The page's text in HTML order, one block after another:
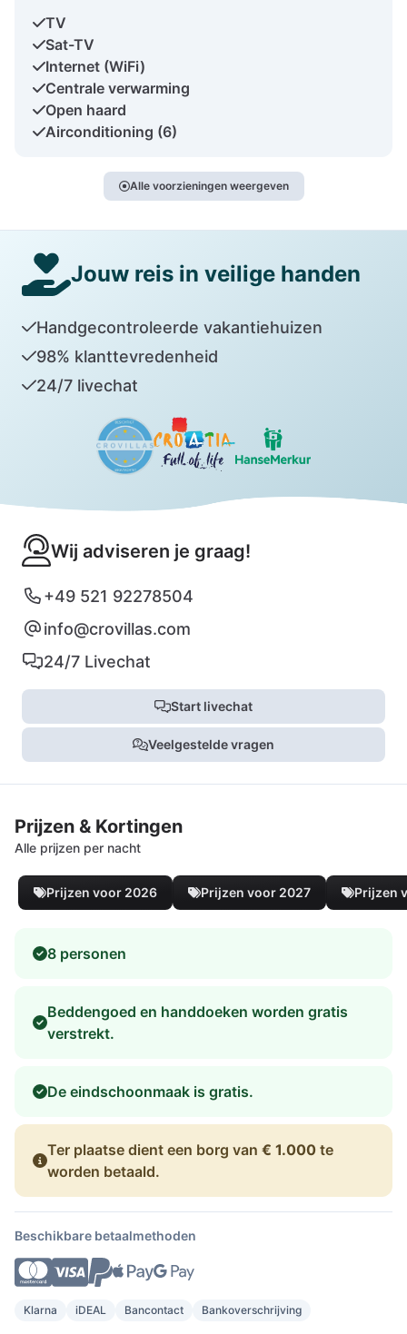
TV
Sat-TV
Internet (WiFi)
Centrale verwarming
Open haard
Airconditioning (6)
Alle voorzieningen weergeven
Jouw reis in veilige handen
Handgecontroleerde vakantiehuizen
98% klanttevredenheid
24/7 livechat
Wij adviseren je graag!
+49 521 92278504
info@crovillas.com
24/7 Livechat
Start livechat
Veelgestelde vragen
Prijzen & Kortingen
Alle prijzen per nacht
Prijzen voor 2026 Prijzen voor 2027 Prijzen
8 personen
Beddengoed en handdoeken worden gratis
verstrekt.
De eindschoonmaak is gratis.
Ter plaatse dient een borg van € 1.000 te
worden betaald.
Beschikbare betaalmethoden
Klarna iDEAL Bancontact Bankoverschrijving